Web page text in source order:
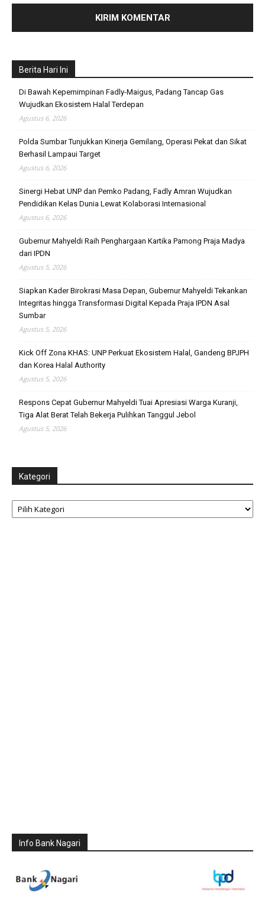
Berita Hari Ini
Di Bawah Kepemimpinan Fadly-Maigus, Padang Tancap Gas
Wujudkan Ekosistem Halal Terdepan
Agustus 6, 2026
Polda Sumbar Tunjukkan Kinerja Gemilang, Operasi Pekat dan Sikat
Berhasil Lampaui Target
Agustus 6, 2026
Sinergi Hebat UNP dan Pemko Padang, Fadly Amran Wujudkan
Pendidikan Kelas Dunia Lewat Kolaborasi Internasional
Agustus 6, 2026
Gubernur Mahyeldi Raih Penghargaan Kartika Pamong Praja Madya
dari IPDN
Agustus 5, 2026
Siapkan Kader Birokrasi Masa Depan, Gubernur Mahyeldi Tekankan
Integritas hingga Transformasi Digital Kepada Praja IPDN Asal
Sumbar
Agustus 5, 2026
Kick Off Zona KHAS: UNP Perkuat Ekosistem Halal, Gandeng BPJPH
dan Korea Halal Authority
Agustus 5, 2026
Respons Cepat Gubernur Mahyeldi Tuai Apresiasi Warga Kuranji,
Tiga Alat Berat Telah Bekerja Pulihkan Tanggul Jebol
Agustus 5, 2026
Kategori
Kategori
Info Bank Nagari